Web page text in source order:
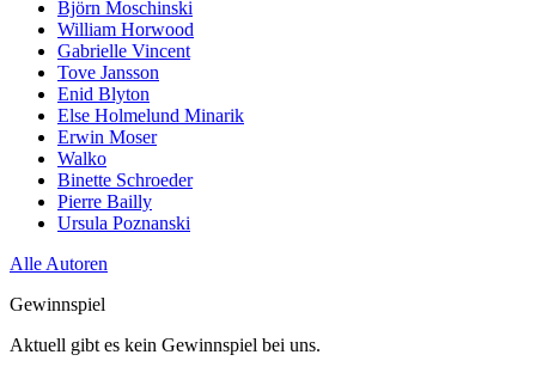
Björn Moschinski
William Horwood
Gabrielle Vincent
Tove Jansson
Enid Blyton
Else Holmelund Minarik
Erwin Moser
Walko
Binette Schroeder
Pierre Bailly
Ursula Poznanski
Alle Autoren
Gewinnspiel
Aktuell gibt es kein Gewinnspiel bei uns.